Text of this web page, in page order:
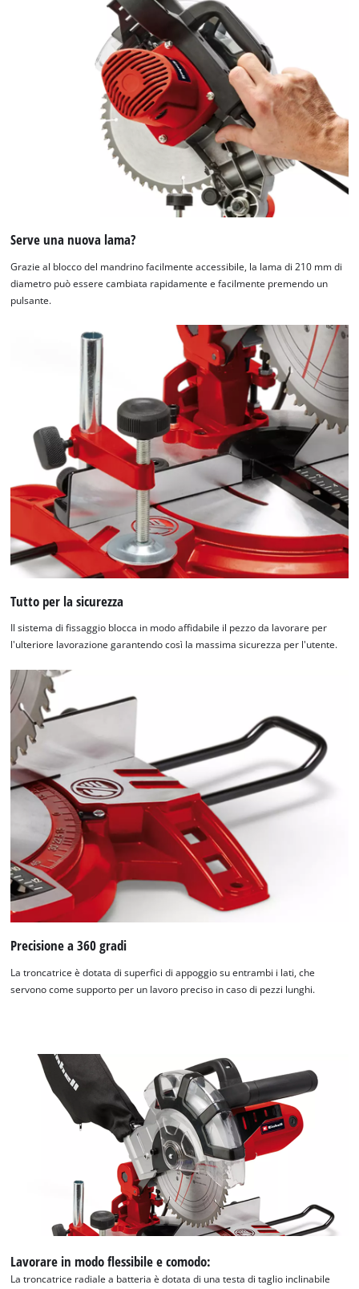
Abbiamo bisogno del vostro consenso
per caricare il servizio Google Maps !
This content is not permitted to load due
to the list of technologies used.
Powered byUsercentrics Consent
Management Platform
Serve una nuova lama?
Grazie al blocco del mandrino facilmente accessibile, la lama di 210 mm di
diametro può essere cambiata rapidamente e facilmente premendo un
pulsante.
Tutto per la sicurezza
Il sistema di fissaggio blocca in modo affidabile il pezzo da lavorare per
l'ulteriore lavorazione garantendo così la massima sicurezza per l'utente.
Precisione a 360 gradi
La troncatrice è dotata di superfici di appoggio su entrambi i lati, che
servono come supporto per un lavoro preciso in caso di pezzi lunghi.
Lavorare in modo flessibile e comodo:
La troncatrice radiale a batteria è dotata di una testa di taglio inclinabile